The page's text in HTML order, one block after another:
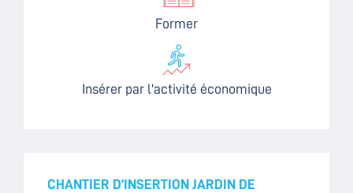
Former
Insérer par l'activité économique
CHANTIER D’INSERTION JARDIN DE